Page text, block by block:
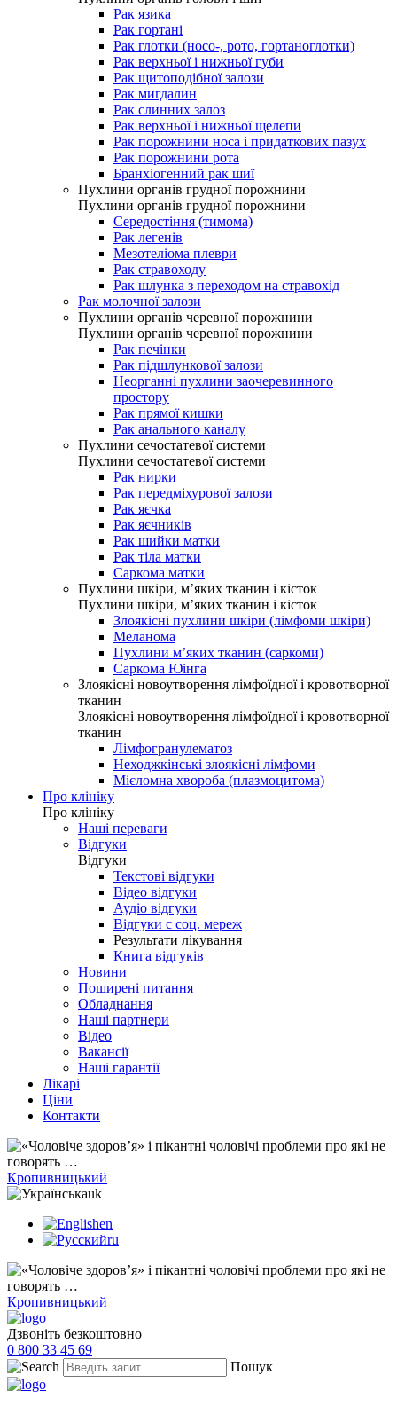
Рак язика
Рак гортані
Рак глотки (носо-, рото, гортаноглотки)
Рак верхньої і нижньої губи
Рак щитоподібної залози
Рак мигдалин
Рак слинних залоз
Рак верхньої і нижньої щелепи
Рак порожнини носа і придаткових пазух
Рак порожнини рота
Бранхіогенний рак шиї
Пухлини органів грудної порожнини
Пухлини органів грудної порожнини
Середостіння (тимома)
Рак легенів
Мезотеліома плеври
Рак стравоходу
Рак шлунка з переходом на стравохід
Рак молочної залози
Пухлини органів черевної порожнини
Пухлини органів черевної порожнини
Рак печінки
Рак підшлункової залози
Неорганні пухлини заочеревинного
простору
Рак прямої кишки
Рак анального каналу
Пухлини сечостатевої системи
Пухлини сечостатевої системи
Рак нирки
Рак передміхурової залози
Рак яєчка
Рак яєчників
Рак шийки матки
Рак тіла матки
Саркома матки
Пухлини шкіри, м’яких тканин і кісток
Пухлини шкіри, м’яких тканин і кісток
Злоякісні пухлини шкіри (лімфоми шкіри)
Меланома
Пухлини м’яких тканин (саркоми)
Саркома Юінга
Злоякісні новоутворення лімфоїдної і кровотворної
тканин
Злоякісні новоутворення лімфоїдної і кровотворної
тканин
Лімфогранулематоз
Неходжкінські злоякісні лімфоми
Мієломна хвороба (плазмоцитома)
Про клініку
Про клініку
Наші переваги
Відгуки
Відгуки
Текстові відгуки
Відео відгуки
Аудіо відгуки
Відгуки с соц. мереж
Результати лікування
Книга відгуків
Новини
Поширені питання
Обладнання
Наші партнери
Відео
Вакансії
Наші гарантії
Лікарі
Ціни
Контакти
Кропивницький
uk
en
ru
Кропивницький
Дзвоніть безкоштовно
0 800 33 45 69
Пошук